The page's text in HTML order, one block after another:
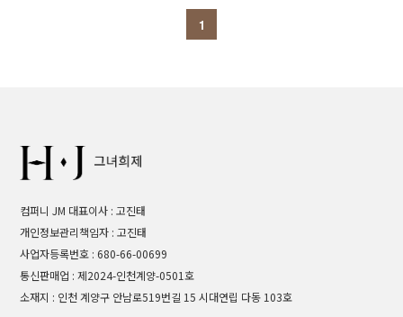
1
컴퍼니 JM 대표이사 : 고진태
개인정보관리책임자 : 고진태
사업자등록번호 : 680-66-00699
통신판매업 : 제2024-인천계양-0501호
소재지 : 인천 계양구 안남로519번길 15 시대연립 다동 103호